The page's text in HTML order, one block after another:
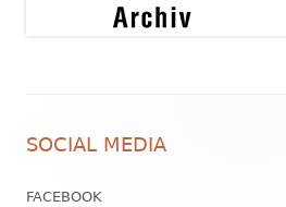
Inhalt
SOCIAL MEDIA
FACEBOOK